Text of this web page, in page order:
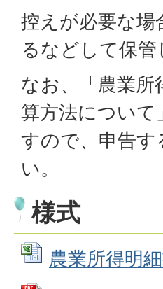
控えが必要な場
るなどして保管
なお、「農業所
算方法について
すので、申告
い。
様式
農業所得明